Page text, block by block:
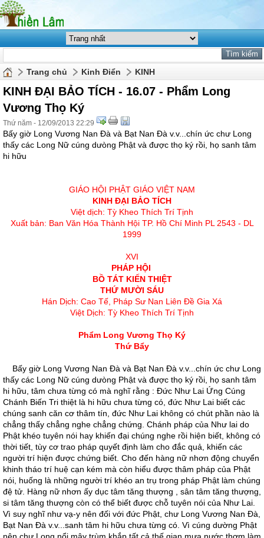
Trang chủ Kinh Điển KINH
KINH ĐẠI BẢO TÍCH - 16.07 - Phẩm Long
Vương Thọ Ký
Thứ năm - 12/09/2013 22:29
Bấy giờ Long Vương Nan Ðà và Bạt Nan Ðà v.v...chín ức chư Long
thấy các Long Nữ cúng dưòng Phật và được thọ ký rồi, họ sanh tâm
hi hữu
GIÁO HỘI PHẬT GIÁO VIỆT NAM
KINH ÐẠI BẢO TÍCH
Việt dịch: Tỳ Kheo Thích Trí Tịnh
Xuất bản: Ban Văn Hóa Thành Hội TP. Hồ Chí Minh PL 2543 - DL
1999
XVI
PHÁP HỘI
BỒ TÁT KIẾN THIỆT
THỨ MƯỜI SÁU
Hán Dịch: Cao Tế, Pháp Sư Nan Liên Đề Gia Xá
Việt Dịch: Tỳ Kheo Thích Trí Tịnh
Phẩm Long Vương Thọ Ký
Thứ Bẩy
Bấy giờ Long Vương Nan Ðà và Bạt Nan Ðà v.v...chín ức chư Long
thấy các Long Nữ cúng dưòng Phật và được thọ ký rồi, họ sanh tâm
hi hữu, tâm chưa từng có mà nghĩ rằng : Ðức Như Lai Ứng Cúng
Chánh Biến Tri thiệt là hi hữu chưa từng có, đức Như Lai biết các
chúng sanh căn cơ thâm tín, đức Như Lai không có chút phần nào là
chẳng thấy chẳng nghe chẳng chứng. Chánh pháp của Như lai do
Phật khéo tuyên nói hay khiến đại chúng nghe rồi hiện biết, không có
thời tiết, tùy cơ trao pháp quyết định làm cho đắc quả, khiến các
người trí hiện được chứng biết. Cho đến hàng nữ nhơn động chuyển
khinh tháo trí huệ cạn kém mà còn hiểu được thâm pháp của Phật
nói, huống là những người trí khéo an trụ trong pháp Phật làm chúng
đệ tử. Hàng nữ nhơn ấy dục tâm tăng thượng , sân tâm tăng thượng,
si tâm tăng thượng còn có thể biết được chỗ tuyên nói của Như Lai.
Vì suy nghĩ như vạ-y nên đối với đức Phật, chư Long Vương Nan Ðà,
Bạt Nan Ðà v.v...sanh tâm hi hữu chưa từng có. Vì cúng dường Phật